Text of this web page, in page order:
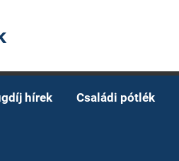
hírek Családi pótlék